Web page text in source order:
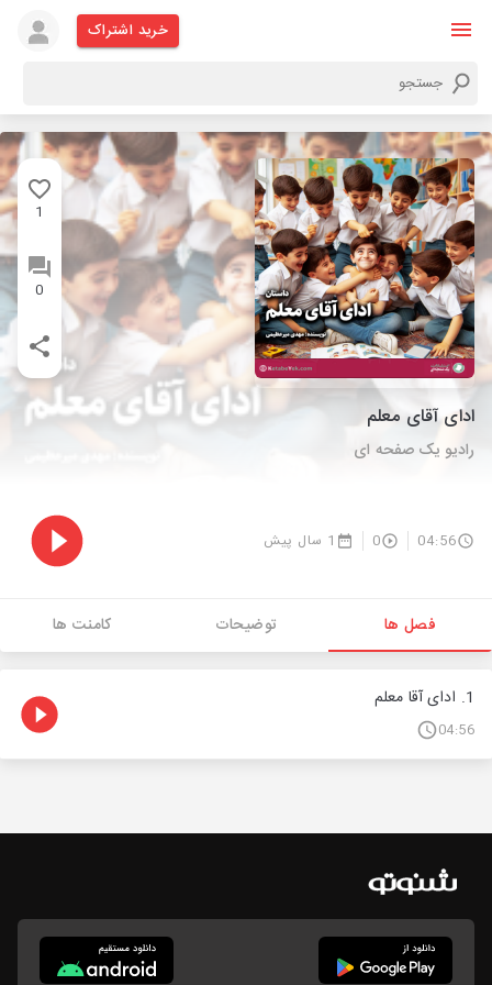
خرید اشتراک
1
0
ادای آقای معلم
رادیو یک صفحه ای
04:56
0 1 سال پیش
فصل ها توضیحات کامنت ها
1. ادای آقا معلم
04:56